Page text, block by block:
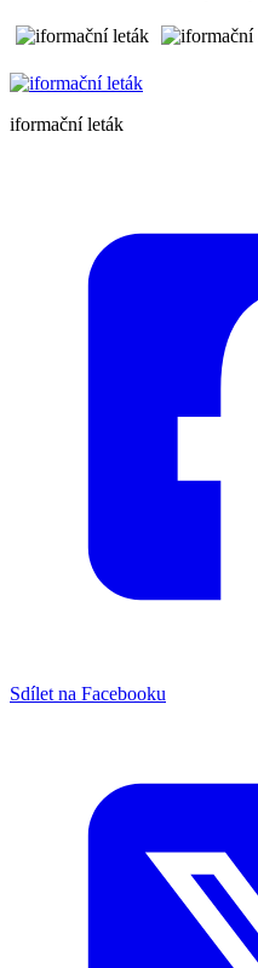
iformační leták
Sdílet na Facebooku